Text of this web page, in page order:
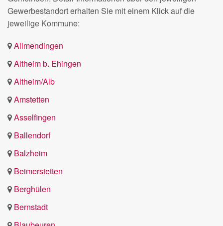
Gewerbestandort erhalten Sie mit einem Klick auf die
jeweilige Kommune:
Allmendingen
Altheim b. Ehingen
Altheim/Alb
Amstetten
Asselfingen
Ballendorf
Balzheim
Beimerstetten
Berghülen
Bernstadt